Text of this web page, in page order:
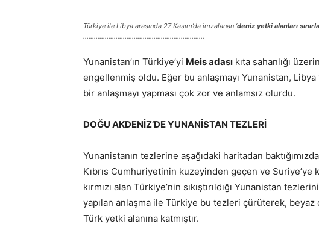
Türkiye ile Libya arasında 27 Kasım’da imzalanan ‘deniz yetki alanları
………………………………………………………….
Yunanistan’ın Türkiye’yi Meis adası kıta sahanlığı
engellenmiş oldu. Eğer bu anlaşmayı Yunanistan, Libya
bir anlaşmayı yapması çok zor ve anlamsız olurdu.
DOĞU AKDENİZ’DE YUNANİSTAN TEZLERİ
Yunanistanın tezlerine aşağıdaki haritadan
Kıbrıs Cumhuriyetinin kuzeyinden geçen ve
kırmızı alan Türkiye’nin sıkıştırıldığı Yunanistan
yapılan anlaşma ile Türkiye bu tezleri çürüterek, beyaz
Türk yetki alanına katmıştır.